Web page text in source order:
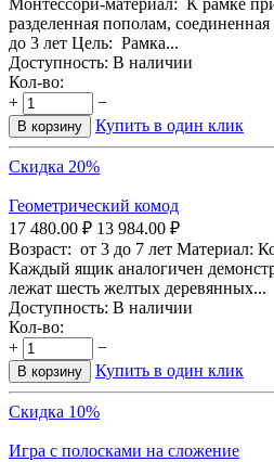
Монтессори-материал: К рамке
разделенная пополам,
до 3 лет Цель: Рамка...
Доступность: В наличии
Кол-во:
+
−
В корзину Купить в один клик
Скидка 20%
Геометрический комод
17 480.00 ₽ 13 984.00 ₽
Возраст: от 3 до 7 лет Материал:
Каждый ящик аналогичен
лежат шесть желтых деревянных...
Доступность: В наличии
Кол-во:
+
−
В корзину Купить в один клик
Скидка 10%
Игра с полосками на сложение